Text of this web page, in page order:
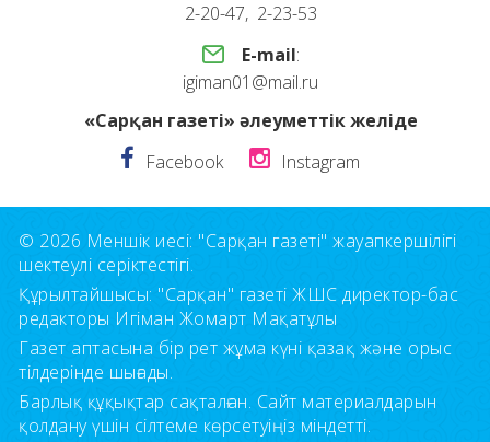
2-20-47, 2-23-53
E-mail:
igiman01@mail.ru
«Сарқан газеті» әлеуметтік желіде
Facebook
Instagram
© 2026 Меншік иесі: "Сарқан газеті" жауапкершілігі
шектеулі серіктестігі.
Құрылтайшысы: "Сарқан" газеті ЖШС директор-бас
редакторы Игіман Жомарт Мақатұлы
Газет аптасына бір рет жұма күні қазақ және орыс
тілдерінде шығады.
Барлық құқықтар сақталған. Сайт материалдарын
қолдану үшін сілтеме көрсетуіңіз міндетті.